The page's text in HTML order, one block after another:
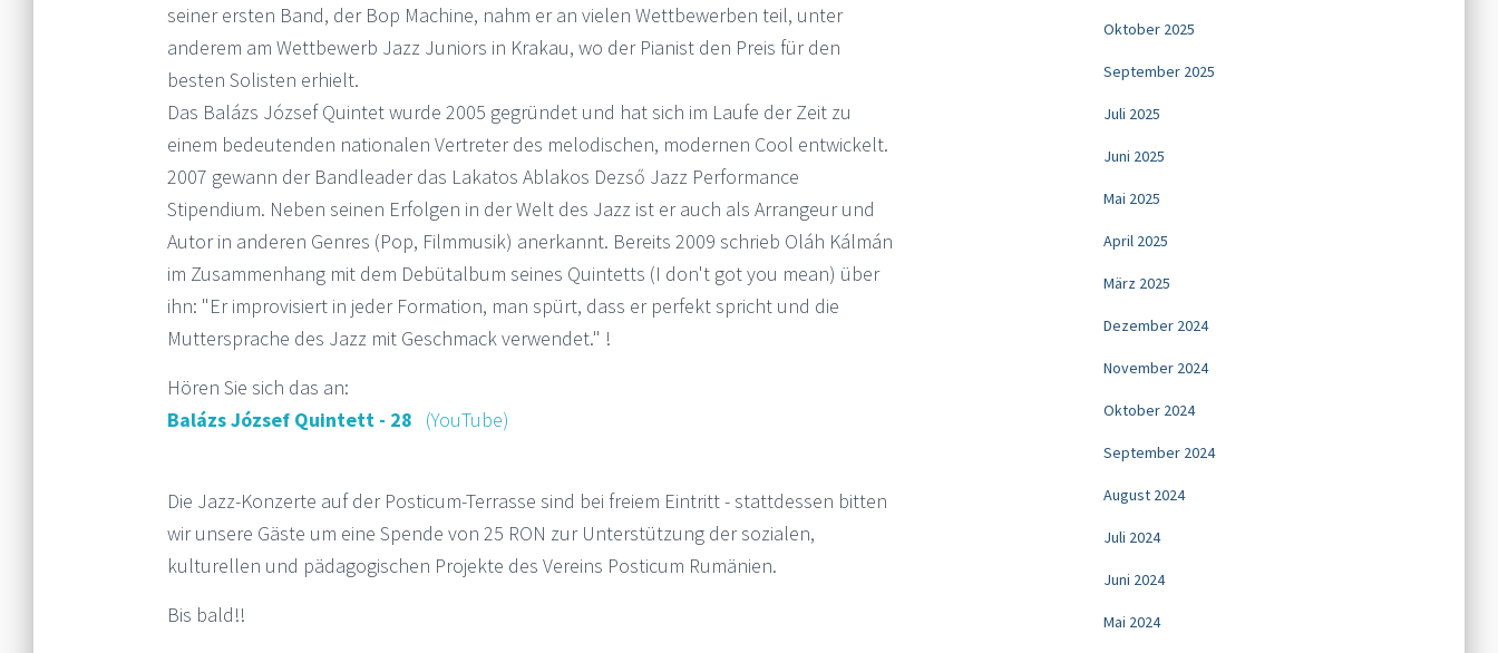
seiner ersten Band, der Bop Machine, nahm er an vielen Wettbewerben teil, unter
anderem am Wettbewerb Jazz Juniors in Krakau, wo der Pianist den Preis für den
besten Solisten erhielt.
Das Balázs József Quintet wurde 2005 gegründet und hat sich im Laufe der Zeit zu
einem bedeutenden nationalen Vertreter des melodischen, modernen Cool entwickelt.
2007 gewann der Bandleader das Lakatos Ablakos Dezső Jazz Performance
Stipendium. Neben seinen Erfolgen in der Welt des Jazz ist er auch als Arrangeur und
Autor in anderen Genres (Pop, Filmmusik) anerkannt. Bereits 2009 schrieb Oláh Kálmán
im Zusammenhang mit dem Debütalbum seines Quintetts (I don't got you mean) über
ihn: "Er improvisiert in jeder Formation, man spürt, dass er perfekt spricht und die
Muttersprache des Jazz mit Geschmack verwendet." !
Hören Sie sich das an:
Balázs József Quintett - 28
(YouTube)
Die Jazz-Konzerte auf der Posticum-Terrasse sind bei freiem Eintritt - stattdessen bitten
wir unsere Gäste um eine Spende von 25 RON zur Unterstützung der sozialen,
kulturellen und pädagogischen Projekte des Vereins Posticum Rumänien.
Bis bald!!
Oktober 2025
September 2025
Juli 2025
Juni 2025
Mai 2025
April 2025
März 2025
Dezember 2024
November 2024
Oktober 2024
September 2024
August 2024
Juli 2024
Juni 2024
Mai 2024